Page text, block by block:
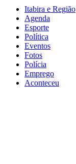
Itabira e Região
Agenda
Esporte
Política
Eventos
Fotos
Polícia
Emprego
Aconteceu